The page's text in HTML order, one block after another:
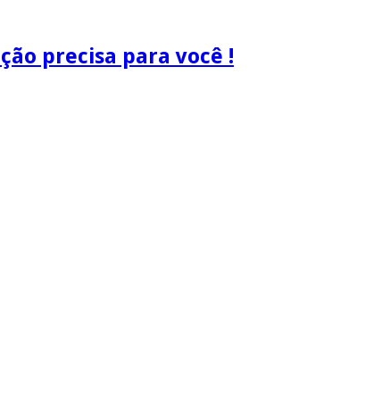
precisa para você !